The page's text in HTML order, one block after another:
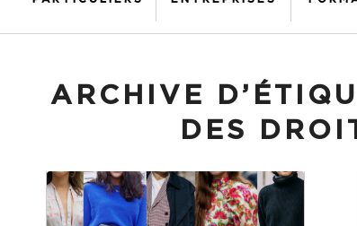
ARCHIVE
DES